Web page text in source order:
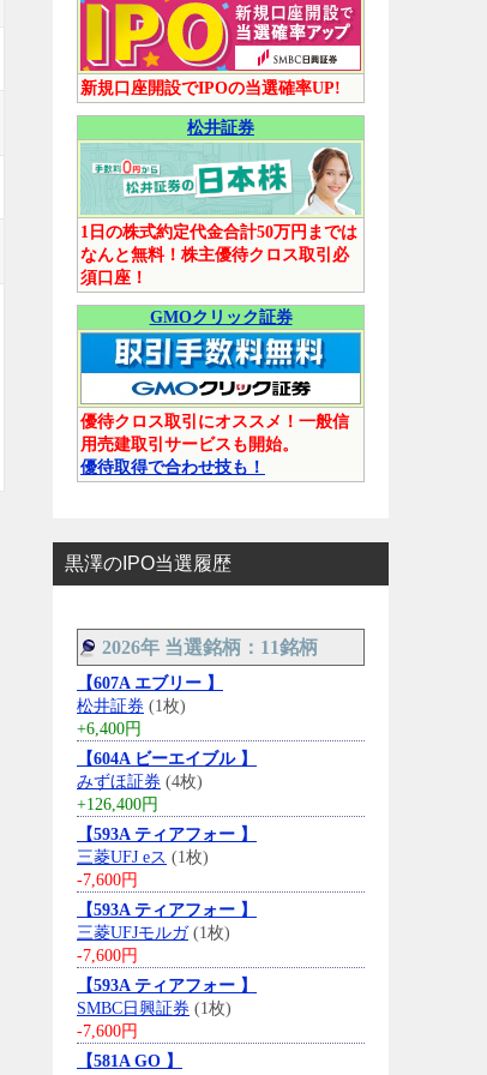
新規口座開設でIPOの当選確率UP!
松井証券
1日の株式約定代金合計50万円までは
なんと無料！株主優待クロス取引必
須口座！
GMOクリック証券
優待クロス取引にオススメ！一般信
用売建取引サービスも開始。
優待取得で合わせ技も！
黒澤のIPO当選履歴
2026年 当選銘柄：11銘柄
【607A エブリー 】
松井証券 (1枚)
+6,400円
【604A ビーエイブル 】
みずほ証券 (4枚)
+126,400円
【593A ティアフォー 】
三菱UFJ eス (1枚)
-7,600円
【593A ティアフォー 】
三菱UFJモルガ(1枚)
-7,600円
【593A ティアフォー 】
SMBC日興証券 (1枚)
-7,600円
【581A GO 】